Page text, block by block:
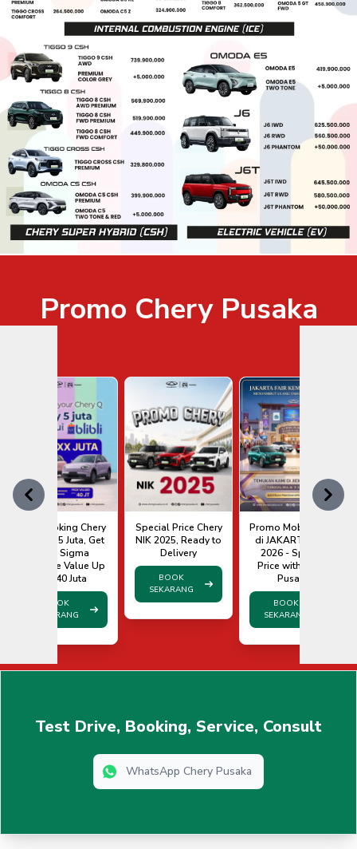
Promo Chery Pusaka
Pre Booking Chery
Q Only 5 Juta, Get
Free Sigma
Package Value Up
To 40 Juta
BOOK
SEKARANG
Special Price Chery
NIK 2025, Ready to
Delivery
BOOK
SEKARANG
Promo Mobil Chery
di JAKARTA FAIR
2026 - Special
Price with Chery
Pusaka
BOOK
SEKARANG
Previous Next
Test Drive, Booking, Service, Consult
WhatsApp Chery Pusaka